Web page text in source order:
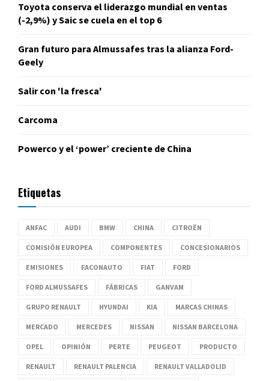
Toyota conserva el liderazgo mundial en ventas
(-2,9%) y Saic se cuela en el top 6
Gran futuro para Almussafes tras la alianza Ford-
Geely
Salir con 'la fresca'
Carcoma
Powerco y el ‘power’ creciente de China
Etiquetas
ANFAC AUDI BMW CHINA CITROËN
COMISIÓN EUROPEA COMPONENTES CONCESIONARIOS
EMISIONES FACONAUTO FIAT FORD
FORD ALMUSSAFES FÁBRICAS GANVAM
GRUPO RENAULT HYUNDAI KIA MARCAS CHINAS
MERCADO MERCEDES NISSAN NISSAN BARCELONA
OPEL OPINIÓN PERTE PEUGEOT PRODUCTO
RENAULT RENAULT PALENCIA RENAULT VALLADOLID